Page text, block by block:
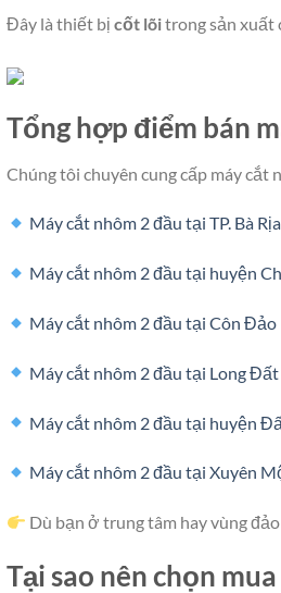
Đây là thiết bị cốt lõitrong sản xuất
Tổng hợp điểm bán
Chúng tôi chuyên cung cấp máy cắt
Máy cắt nhôm 2 đầu tại TP. Bà Rịa
Máy cắt nhôm 2 đầu tại huyện
Máy cắt nhôm 2 đầu tại Côn Đảo
Máy cắt nhôm 2 đầu tại Long
Máy cắt nhôm 2 đầu tại huyện
Máy cắt nhôm 2 đầu tại Xuyên
Dù bạn ở trung tâm hay vùng
Tại sao nên chọn